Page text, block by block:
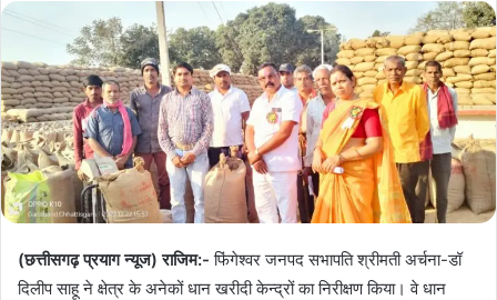
(छत्तीसगढ़ प्रयाग न्यूज) राजिम:- फिंगेश्वर जनपद सभापति श्रीमती अर्चना-डॉ
दिलीप साहू ने क्षेत्र के अनेकों धान खरीदी केन्द्रों का निरीक्षण किया। वे धान